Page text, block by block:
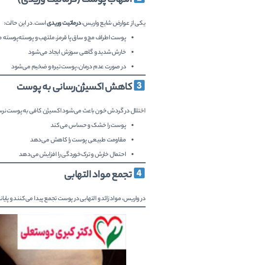
یکی از عوارض شایع واریس،درماتیت وریدیاست. در این حالت:
پوست اطراف مچ و ساق پا قرمز، ملتهب و
خارش شدید و گاهی سوزش ایجاد می‌شود
در صورت عدم درمان، پوست تیره و ضخیم می‌شود
کاهش اکسیژن‌رسانی به پوست
اختلال در گردش خون باعث می‌شود اکسیژن کافی به پوست
پوست را خشک و حساس می‌کند
مقاومت طبیعی پوست را کاهش می‌دهد
احتمال خارش و ترک‌خوردگی را افزایش می‌دهد
تجمع مواد التهابی
در واریس، مواد زائد و التهابی در پوست تجمع پیدا می‌کنند و